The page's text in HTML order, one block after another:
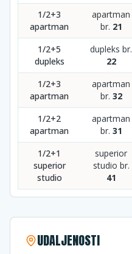
1/2+3
apartman
apartman
br. 21
1/2+5
dupleks
dupleks br.
22
1/2+3
apartman
apartman
br. 32
1/2+2
apartman
apartman
br. 31
1/2+1
superior
studio
superior
studio br.
41
UDALJENOSTI